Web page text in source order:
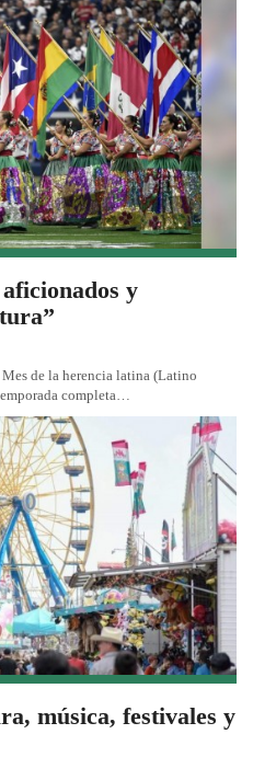
y
de la herencia latina (Latino
completa…
música, festivales y